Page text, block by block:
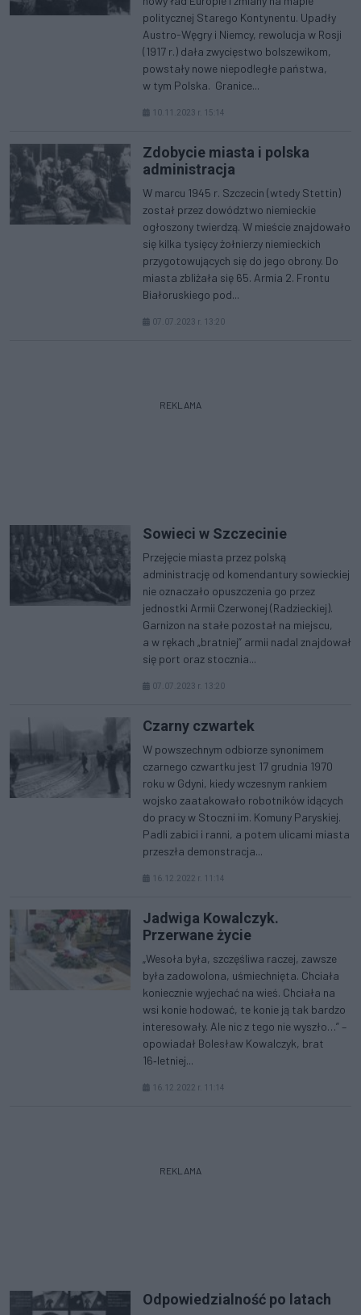
politycznej Starego Kontynentu. Upadły
Austro-Węgry i Niemcy, rewolucja w Rosji
(1917 r.) dała zwycięstwo bolszewikom,
powstały nowe niepodległe państwa,
w tym Polska. Granice...
10.11.2023 r. 15:14
Zdobycie miasta i polska
administracja
W marcu 1945 r. Szczecin (wtedy Stettin)
został przez dowództwo niemieckie
ogłoszony twierdzą. W mieście znajdowało
się kilka tysięcy żołnierzy niemieckich
przygotowujących się do jego obrony. Do
miasta zbliżała się 65. Armia 2. Frontu
Białoruskiego pod...
07.07.2023 r. 13:20
REKLAMA
Sowieci w Szczecinie
Przejęcie miasta przez polską
administrację od komendantury sowieckiej
nie oznaczało opuszczenia go przez
jednostki Armii Czerwonej (Radzieckiej).
Garnizon na stałe pozostał na miejscu,
a w rękach „bratniej” armii nadal znajdował
się port oraz stocznia...
07.07.2023 r. 13:20
Czarny czwartek
W powszechnym odbiorze synonimem
czarnego czwartku jest 17 grudnia 1970
roku w Gdyni, kiedy wczesnym rankiem
wojsko zaatakowało robotników idących
do pracy w Stoczni im. Komuny Paryskiej.
Padli zabici i ranni, a potem ulicami miasta
przeszła demonstracja...
16.12.2022 r. 11:14
Jadwiga Kowalczyk.
Przerwane życie
„Wesoła była, szczęśliwa raczej, zawsze
była zadowolona, uśmiechnięta. Chciała
koniecznie wyjechać na wieś. Chciała na
wsi konie hodować, te konie ją tak bardzo
interesowały. Ale nic z tego nie wyszło…” –
opowiadał Bolesław Kowalczyk, brat
16‑letniej...
16.12.2022 r. 11:14
REKLAMA
Odpowiedzialność po latach